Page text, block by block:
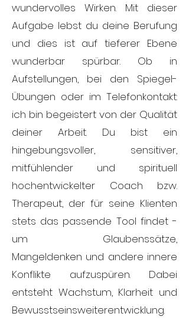
wundervolles Wirken. Mit dieser
Aufgabe lebst du deine Berufung
und dies ist auf tieferer Ebene
wunderbar spürbar. Ob in
Aufstellungen, bei den Spiegel-
Übungen oder im Telefonkontakt:
ich bin begeistert von der Qualität
deiner Arbeit. Du bist ein
hingebungsvoller, sensitiver,
mitfühlender und spirituell
hochentwickelter Coach bzw.
Therapeut, der für seine Klienten
stets das passende Tool findet -
um Glaubenssätze,
Mangeldenken und andere innere
Konflikte aufzuspüren. Dabei
entsteht Wachstum, Klarheit und
Bewusstseinsweiterentwicklung.